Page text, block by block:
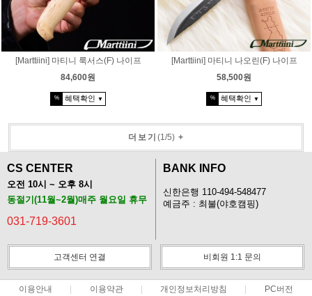
[Marttiini] 마티니 룩서스(F) 나이프
84,600원
% 혜택확인 ▼
[Marttiini] 마티니 나오린(F) 나이프
58,500원
% 혜택확인 ▼
더보기 (1/5)+
CS CENTER
오전 10시 ~ 오후 8시
동절기(11월~2월)매주 월요일 휴무
031-719-3601
BANK INFO
신한은행 110-494-548477
예금주 : 최불(야호캠핑)
고객센터 연결 비회원 1:1 문의
이용안내 이용약관 개인정보처리방침 PC버전